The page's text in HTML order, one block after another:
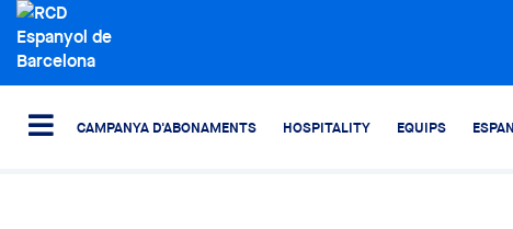
CAMPANYA D'ABONAMENTS HOSPITALITY EQUIPS